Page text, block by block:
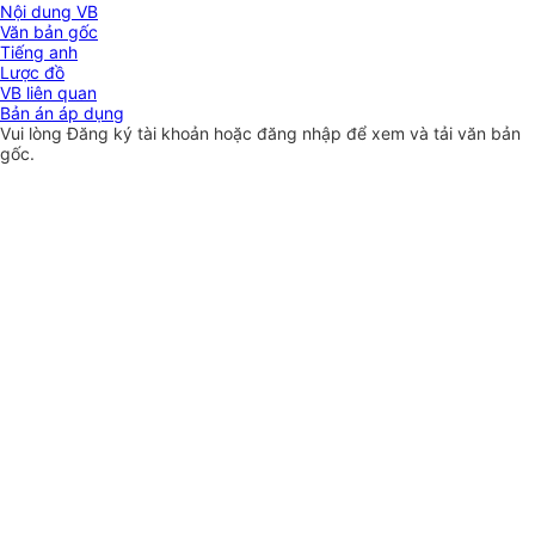
Nội dung VB
Văn bản gốc
Tiếng anh
Lược đồ
VB liên quan
Bản án áp dụng
Vui lòngĐăng ký tài khoản hoặc đăng nhập để xem và tải văn bản
gốc.